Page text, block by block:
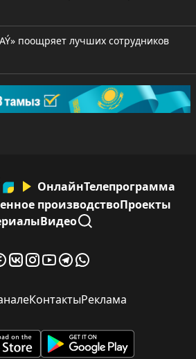
поощряет лучших сотрудников
ОнлайнТелепрограмма
производствоПроекты
Видео
КонтактыРеклама